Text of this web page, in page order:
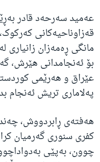
عەمید سەرحەد قادر
قەزاوناحیەکانی
مانگی ڕەمەزان زانیاری
بۆ ئەنجامدانی هێرش،
عێراق و هەرێمی
پەلاماری تریش ئەنجام
هەفتەی ڕابردووش،
کفری سنوری گەرمیان
چوون، بەپێی